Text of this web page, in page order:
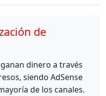
de
dinero a través
siendo AdSense
de los canales.